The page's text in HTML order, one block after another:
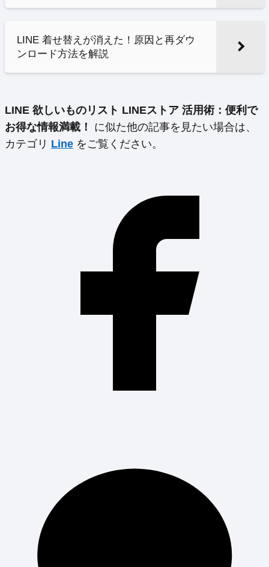
LINE 着せ替えが消えた！原因と再ダウ
ンロード方法を解説
LINE 欲しいものリスト LINEストア 活用術：便利で
お得な情報満載！
に似た他の記事を見たい場合は、
カテゴリ Line をご覧ください。